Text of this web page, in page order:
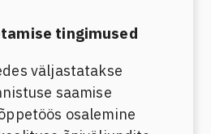
tingimused
väljastatakse
saamise
osalemine